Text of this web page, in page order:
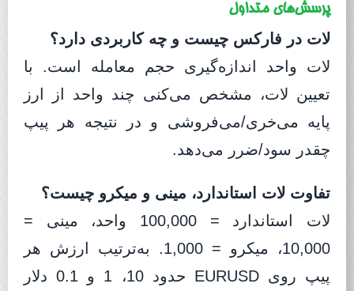
پرسش‌های متداول
لات در فارکس چیست و چه کاربردی دارد؟
لات واحد اندازه‌گیری حجم معامله است. با
تعیین لات، مشخص می‌کنی چند واحد از ارز
پایه می‌خری/می‌فروشی و در نتیجه هر پیپ
چقدر سود/ضرر می‌دهد.
تفاوت لات استاندارد، مینی و میکرو چیست؟
لات استاندارد = 100,000 واحد، مینی =
10,000، میکرو = 1,000. به‌ترتیب ارزش هر
پیپ روی EURUSD حدود 10، 1 و 0.1 دلار